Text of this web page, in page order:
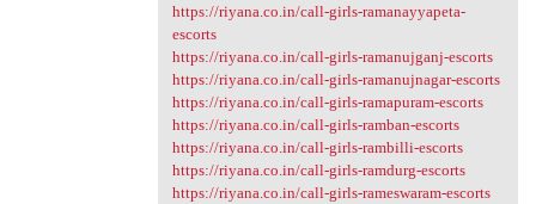
https://riyana.co.in/call-girls-ramanayyapeta-
escorts
https://riyana.co.in/call-girls-ramanujganj-escorts
https://riyana.co.in/call-girls-ramanujnagar-escorts
https://riyana.co.in/call-girls-ramapuram-escorts
https://riyana.co.in/call-girls-ramban-escorts
https://riyana.co.in/call-girls-rambilli-escorts
https://riyana.co.in/call-girls-ramdurg-escorts
https://riyana.co.in/call-girls-rameswaram-escorts